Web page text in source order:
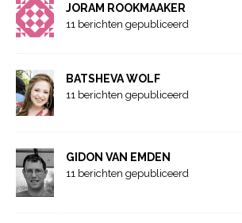
JORAM ROOKMAAKER
11 berichten gepubliceerd
BATSHEVA WOLF
11 berichten gepubliceerd
GIDON VAN EMDEN
11 berichten gepubliceerd